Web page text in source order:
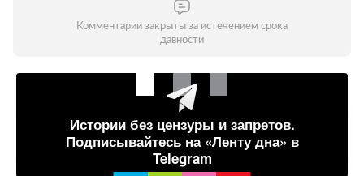
Комментарии закрыты за истечением срока
давности
Истории без цензуры и запретов.
Подписывайтесь на «Ленту дна» в
Telegram